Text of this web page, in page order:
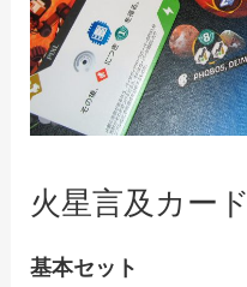
火星言及カード
基本セット